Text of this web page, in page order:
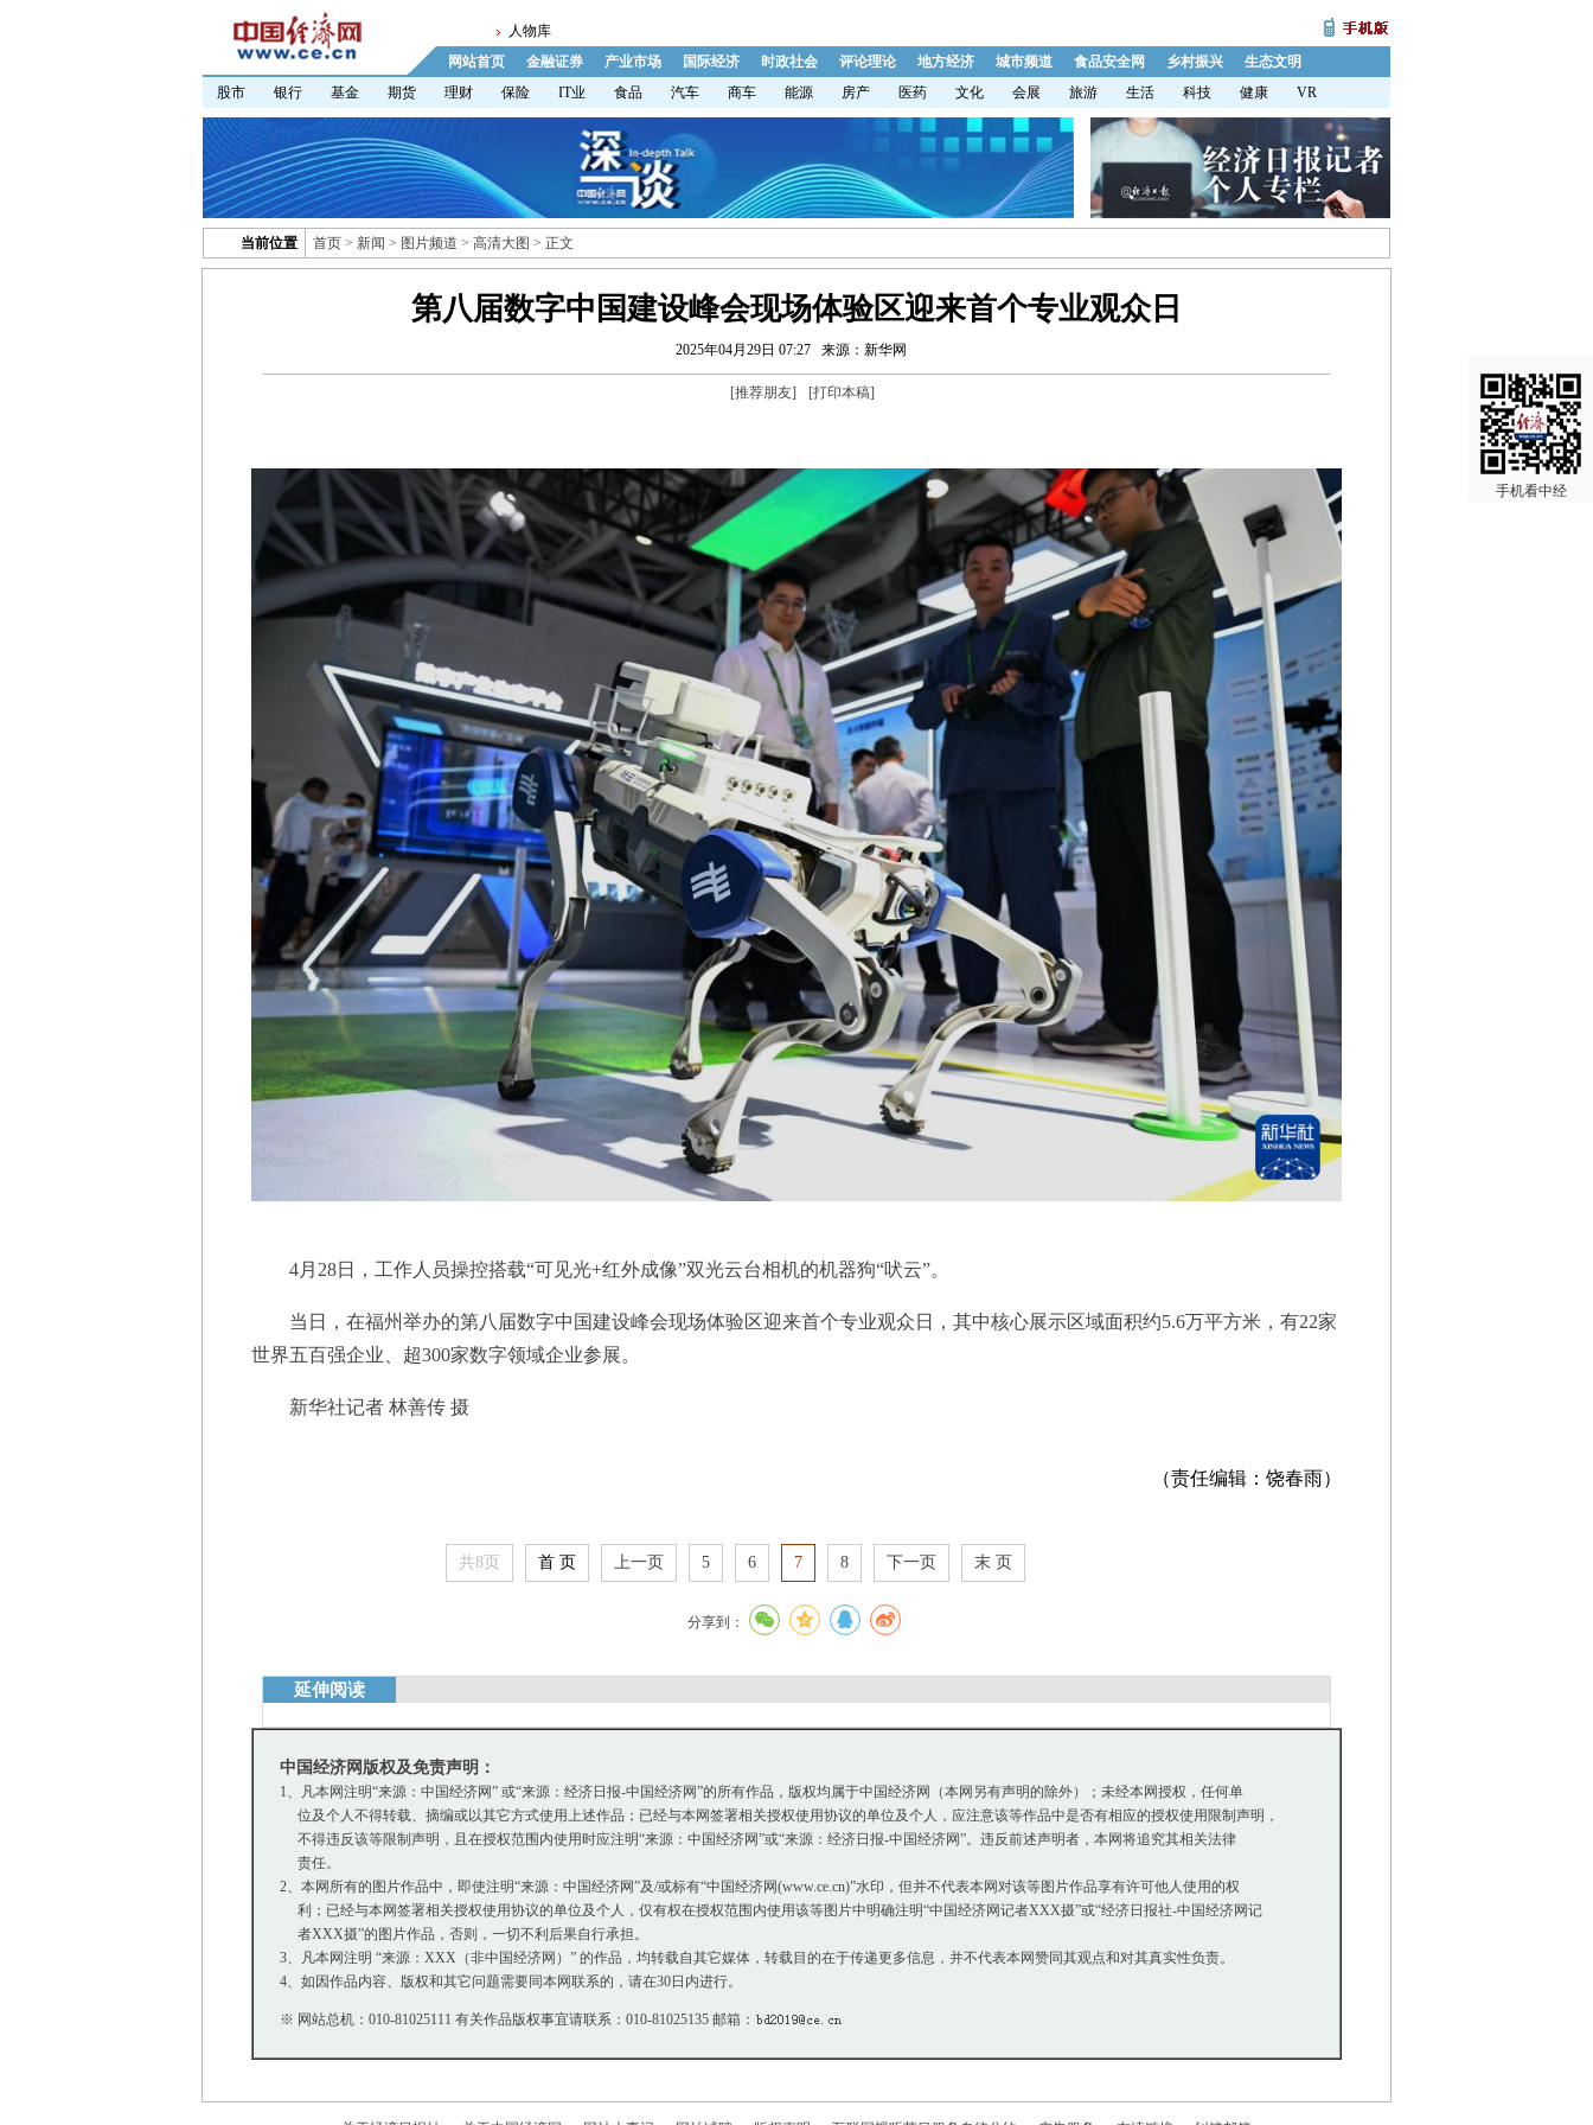
手机看中经
人物库
网站首页
金融证券 产业市场 国际经济 时政社会 评论理论 地方经济 城市频道 食品安全网 乡村振兴
生态文明
股市
银行 基金 期货 理财 保险 IT业 食品 汽车 商车 能源 房产 医药 文化 会展 旅游 生活 科技 健康 VR
当前位置 首页 > 新闻 > 图片频道 > 高清大图 > 正文
第八届数字中国建设峰会现场体验区迎来首个专业观众日
2025年04月29日 07:27 来源：新华网
[推荐朋友] [打印本稿]
4月28日，工作人员操控搭载“可见光+红外成像”双光云台相机的机器狗“吠云”。
当日，在福州举办的第八届数字中国建设峰会现场体验区迎来首个专业观众日，其中核心展示区域面积约5.6万平方米，有22家
世界五百强企业、超300家数字领域企业参展。
新华社记者 林善传 摄
（责任编辑：饶春雨）
共8页 首 页 上一页 5 6 7 8 下一页 末 页
分享到：
延伸阅读
中国经济网版权及免责声明：
1、凡本网注明“来源：中国经济网” 或“来源：经济日报-中国经济网”的所有作品，版权均属于中国经济网（本网另有声明的除外）；未经本网授权，任何单
位及个人不得转载、摘编或以其它方式使用上述作品；已经与本网签署相关授权使用协议的单位及个人，应注意该等作品中是否有相应的授权使用限制声明，
不得违反该等限制声明，且在授权范围内使用时应注明“来源：中国经济网”或“来源：经济日报-中国经济网”。违反前述声明者，本网将追究其相关法律
责任。
2、本网所有的图片作品中，即使注明“来源：中国经济网”及/或标有“中国经济网(www.ce.cn)”水印，但并不代表本网对该等图片作品享有许可他人使用的权
利；已经与本网签署相关授权使用协议的单位及个人，仅有权在授权范围内使用该等图片中明确注明“中国经济网记者XXX摄”或“经济日报社-中国经济网记
者XXX摄”的图片作品，否则，一切不利后果自行承担。
3、凡本网注明 “来源：XXX（非中国经济网）” 的作品，均转载自其它媒体，转载目的在于传递更多信息，并不代表本网赞同其观点和对其真实性负责。
4、如因作品内容、版权和其它问题需要同本网联系的，请在30日内进行。
※ 网站总机：010-81025111 有关作品版权事宜请联系：010-81025135 邮箱：